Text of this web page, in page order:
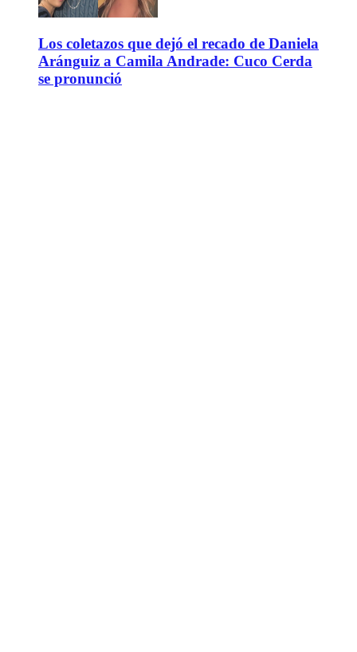
Los coletazos que dejó el recado de Daniela
Aránguiz a Camila Andrade: Cuco Cerda
se pronunció